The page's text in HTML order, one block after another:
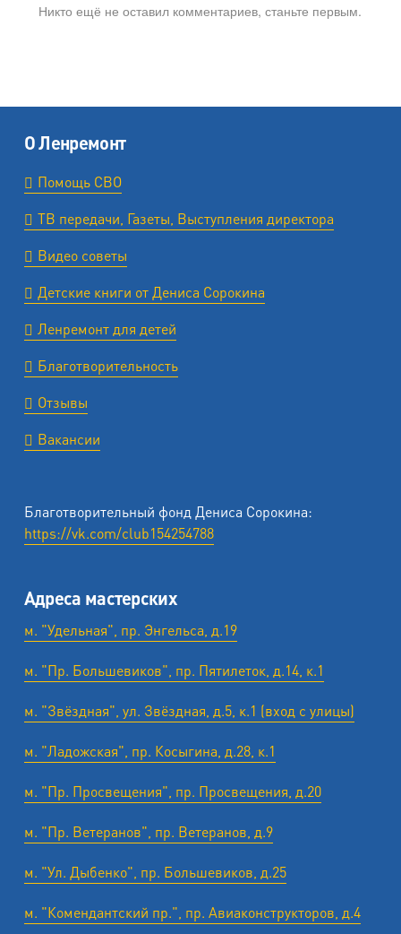
Никто ещё не оставил комментариев, станьте первым.
О Ленремонт
Помощь СВО
ТВ передачи, Газеты, Выступления директора
Видео советы
Детские книги от Дениса Сорокина
Ленремонт для детей
Благотворительность
Отзывы
Вакансии
Благотворительный фонд Дениса Сорокина:
https://vk.com/club154254788
Адреса мастерских
м. "Удельная", пр. Энгельса, д.19
м. "Пр. Большевиков", пр. Пятилеток, д.14, к.1
м. "Звёздная", ул. Звёздная, д.5, к.1 (вход с улицы)
м. "Ладожская", пр. Косыгина, д.28, к.1
м. "Пр. Просвещения", пр. Просвещения, д.20
м. "Пр. Ветеранов", пр. Ветеранов, д.9
м. "Ул. Дыбенко", пр. Большевиков, д.25
м. "Комендантский пр.", пр. Авиаконструкторов, д.4